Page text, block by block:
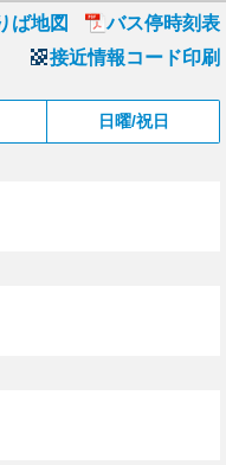
ば地図
バス停時刻表
接近情報コード印刷
日曜/祝日